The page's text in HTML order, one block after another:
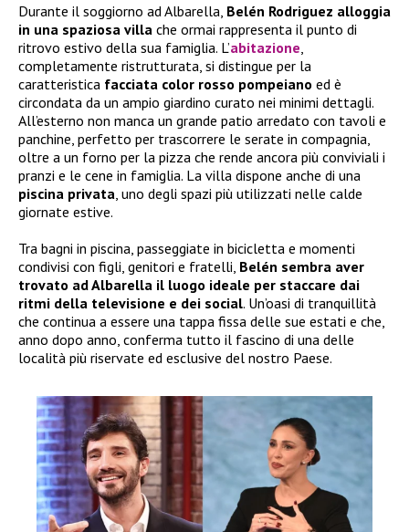
Durante il soggiorno ad Albarella, Belén Rodriguez alloggia
in una spaziosa villa che ormai rappresenta il punto di
ritrovo estivo della sua famiglia. L’abitazione
completamente ristrutturata, si distingue per la
caratteristica facciata color rosso pompeiano ed è
circondata da un ampio giardino curato nei minimi dettagli.
All’esterno non manca un grande patio arredato con tavoli e
panchine, perfetto per trascorrere le serate in compagnia,
oltre a un forno per la pizza che rende ancora più conviviali i
pranzi e le cene in famiglia. La villa dispone anche di una
piscina privata , uno degli spazi più utilizzati nelle calde
giornate estive.
Tra bagni in piscina, passeggiate in bicicletta e momenti
condivisi con figli, genitori e fratelli, Belén sembra aver
trovato ad Albarella il luogo ideale per staccare dai
ritmi della televisione e dei social. Un’oasi di tranquillità
che continua a essere una tappa fissa delle sue estati e che,
anno dopo anno, conferma tutto il fascino di una delle
località più riservate ed esclusive del nostro Paese.